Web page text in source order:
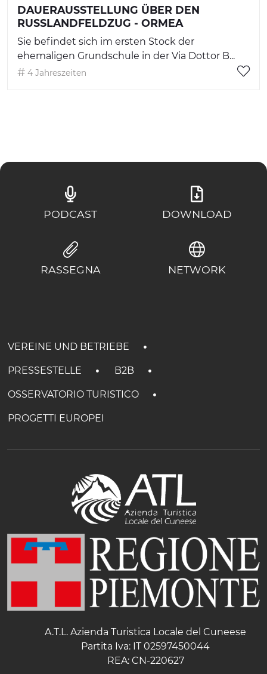
DAUERAUSSTELLUNG ÜBER DEN
RUSSLANDFELDZUG - ORMEA
Sie befindet sich im ersten Stock der
ehemaligen Grundschule in der Via Dottor B...
4 Jahreszeiten
PODCAST DOWNLOAD
RASSEGNA NETWORK
VEREINE UND BETRIEBE
PRESSESTELLE B2B
OSSERVATORIO TURISTICO
PROGETTI EUROPEI
A.T.L. Azienda Turistica Locale del Cuneese
Partita Iva: IT 02597450044
REA: CN-220627